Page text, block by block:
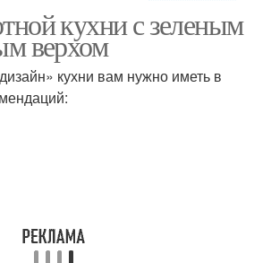
кухни с зеленым
верхом
кухни вам нужно иметь в